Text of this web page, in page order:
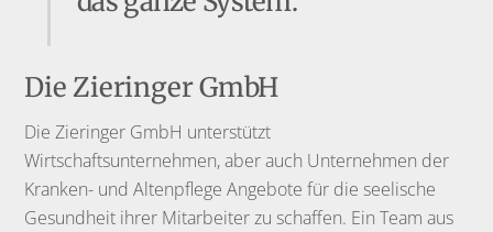
Die Zieringer GmbH
Die Zieringer GmbH unterstützt
Wirtschaftsunternehmen, aber auch Unternehmen der
Kranken- und Altenpflege Angebote für die seelische
Gesundheit ihrer Mitarbeiter zu schaffen. Ein Team aus